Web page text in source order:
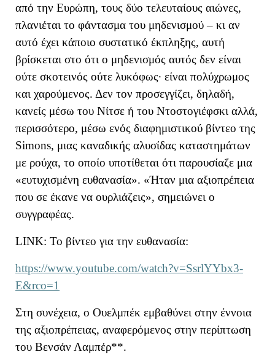
από την Ευρώπη, τους δύο τελευταίους αιώνες,
πλανιέται το φάντασμα του μηδενισμού– κι αν
αυτό έχει κάποιο συστατικό έκπληξης, αυτή
βρίσκεται στο ότι ο μηδενισμός αυτός δεν είναι
ούτε σκοτεινός ούτε λυκόφως· είναι πολύχρωμος
και χαρούμενος. Δεν τον προσεγγίζει, δηλαδή,
κανείς μέσω του Νίτσε ή του Ντοστογιέφσκι αλλά,
περισσότερο, μέσω ενός διαφημιστικού βίντεο της
Simons, μιας καναδικής αλυσίδας καταστημάτων
με ρούχα, το οποίο υποτίθεται ότι παρουσίαζε μια
«ευτυχισμένη ευθανασία». «Ήταν μια αξιοπρέπεια
που σε έκανε να ουρλιάζεις», σημειώνει ο
συγγραφέας.
LINK: Το βίντεο για την ευθανασία:
https://www.youtube.com/watch?v=SsrlYYbx3-
E&rco=1
Στη συνέχεια, ο Ουελμπέκ εμβαθύνει στην έννοια
της αξιοπρέπειας, αναφερόμενος στην περίπτωση
του Βενσάν Λαμπέρ**.